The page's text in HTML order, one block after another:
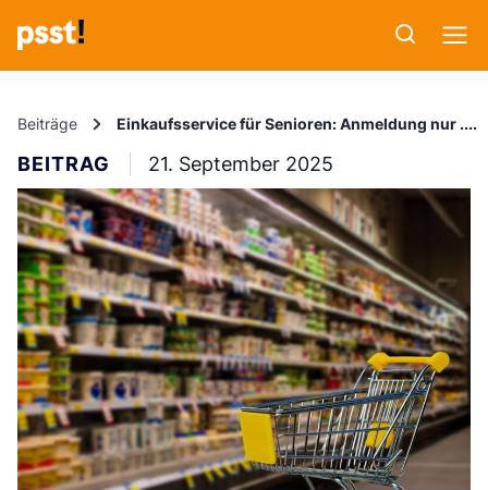
Beiträge Einkaufsservice für Senioren: Anmeldung nur am
BEITRAG 21. September 2025